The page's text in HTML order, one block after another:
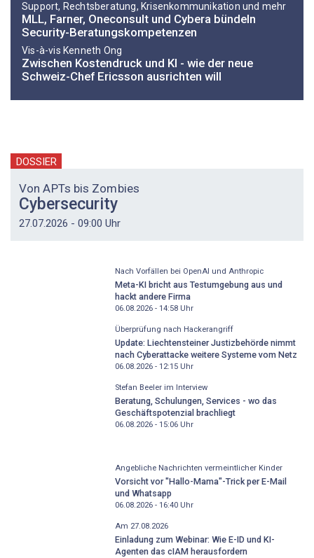
Support, Rechtsberatung, Krisenkommunikation und mehr
MLL, Farner, Oneconsult und Cybera bündeln
Security-Beratungskompetenzen
Vis-à-vis Kenneth Ong
Zwischen Kostendruck und KI - wie der neue
Schweiz-Chef Ericsson ausrichten will
DOSSIER
Von APTs bis Zombies
Cybersecurity
27.07.2026 - 09:00 Uhr
Nach Vorfällen bei OpenAI und Anthropic
Meta-KI bricht aus Testumgebung aus und
hackt andere Firma
06.08.2026 - 14:58Uhr
Überprüfung nach Hackerangriff
Update: Liechtensteiner Justizbehörde nimmt
nach Cyberattacke weitere Systeme vom Netz
06.08.2026 - 12:15Uhr
Stefan Beeler im Interview
Beratung, Schulungen, Services - wo das
Geschäftspotenzial brachliegt
06.08.2026 - 15:06Uhr
Angebliche Nachrichten vermeintlicher Kinder
Vorsicht vor "Hallo-Mama"-Trick per E-Mail
und Whatsapp
06.08.2026 - 16:40Uhr
Am 27.08.2026
Einladung zum Webinar: Wie E-ID und KI-
Agenten das cIAM herausfordern